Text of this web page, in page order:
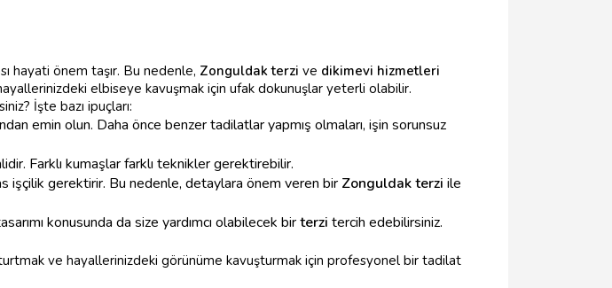
hayati önem taşır. Bu nedenle, Zonguldak terzi ve dikimevi hizmetleri
elbiseye kavuşmak için ufak dokunuşlar yeterli olabilir.
İşte bazı ipuçları:
emin olun. Daha önce benzer tadilatlar yapmış olmaları, işin sorunsuz
Farklı kumaşlar farklı teknikler gerektirebilir.
işçilik gerektirir. Bu nedenle, detaylara önem veren bir Zonguldak terzi ile
konusunda da size yardımcı olabilecek birterzi tercih edebilirsiniz.
ve hayallerinizdeki görünüme kavuşturmak için profesyonel bir tadilat